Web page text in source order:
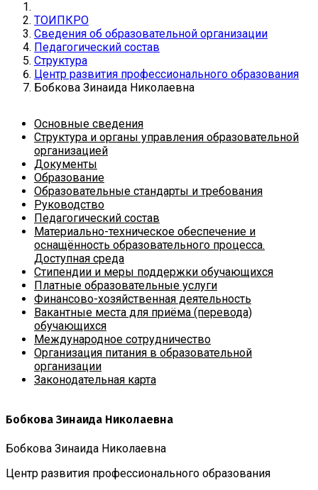
ТОИПКРО
Сведения об образовательной организации
Педагогический состав
Структура
Центр развития профессионального образования
Бобкова Зинаида Николаевна
Основные сведения
Структура и органы управления образовательной
организацией
Документы
Образование
Образовательные стандарты и требования
Руководство
Педагогический состав
Материально-техническое обеспечение и
оснащённость образовательного процесса.
Доступная среда
Стипендии и меры поддержки обучающихся
Платные образовательные услуги
Финансово-хозяйственная деятельность
Вакантные места для приёма (перевода)
обучающихся
Международное сотрудничество
Организация питания в образовательной
организации
Законодательная карта
Бобкова Зинаида Николаевна
Бобкова Зинаида Николаевна
Центр развития профессионального образования